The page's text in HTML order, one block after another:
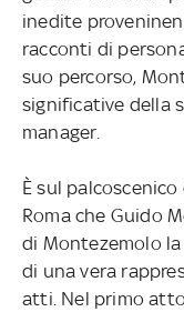
inedite
racconti di
suo percorso,
significative della
manager.
È sul
Roma che Guido
di Montezemolo la
di una vera
atti. Nel primo